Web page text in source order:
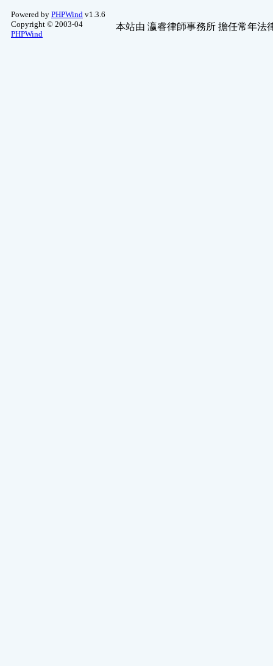
Powered by PHPWind v1.3.6
Copyright © 2003-04
PHPWind
本站由 瀛睿律師事務所 擔任常年法